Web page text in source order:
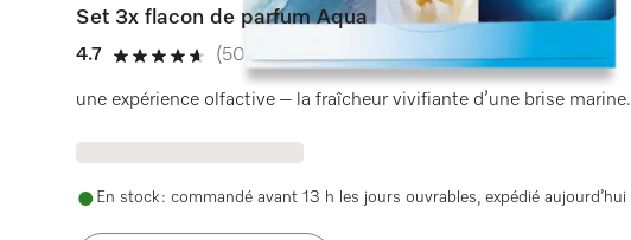
Set 3x flacon de parfum Aqua
4.7
4.7 étoiles sur 5
(507 critiques)
une expérience olfactive – la fraîcheur vivifiante d’une brise marine.
En stock : commandé avant 13 h les jours ouvrables, expédié aujourd’hui